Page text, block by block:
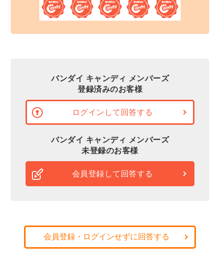
バンダイ キャンディ メンバーズ
登録済みのお客様
ログインして回答する
バンダイ キャンディ メンバーズ
未登録のお客様
会員登録して回答する
会員登録・ログインせずに回答する